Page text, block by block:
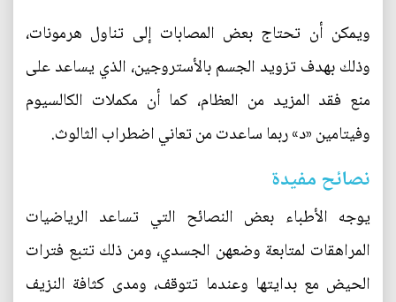
ويمكن أن تحتاج بعض المصابات إلى تناول هرمونات،
وذلك بهدف تزويد الجسم بالأستروجين، الذي يساعد على
منع فقد المزيد من العظام، كما أن مكملات الكالسيوم
وفيتامين «د» ربما ساعدت من تعاني اضطراب الثالوث.
نصائح مفيدة
يوجه الأطباء بعض النصائح التي تساعد الرياضيات
المراهقات لمتابعة وضعهن الجسدي، ومن ذلك تتبع فترات
الحيض مع بدايتها وعندما تتوقف، ومدى كثافة النزيف